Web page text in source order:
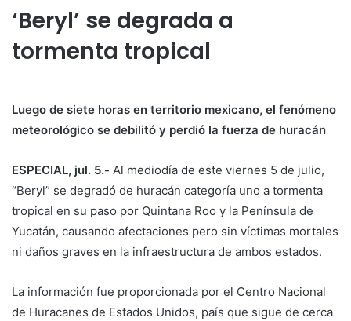
‘Beryl’ se degrada a
tormenta tropical
Luego de siete horas en territorio mexicano, el fenómeno
meteorológico se debilitó y perdió la fuerza de huracán
ESPECIAL, jul. 5.- Al mediodía de este viernes 5 de julio,
“Beryl” se degradó de huracán categoría uno a tormenta
tropical en su paso por Quintana Roo y la Península de
Yucatán, causando afectaciones pero sin víctimas mortales
ni daños graves en la infraestructura de ambos estados.
La información fue proporcionada por el Centro Nacional
de Huracanes de Estados Unidos, país que sigue de cerca